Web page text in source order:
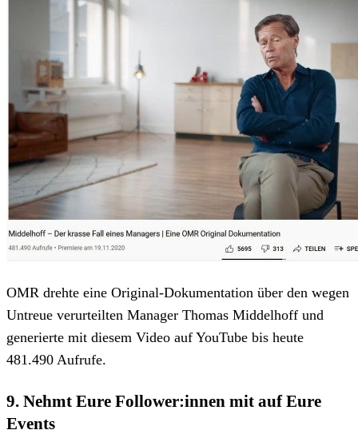
OMR drehte eine Original-Dokumentation über den wegen
Untreue verurteilten Manager Thomas Middelhoff und
generierte mit diesem Video auf YouTube bis heute
481.490 Aufrufe.
9. Nehmt Eure Follower:innen mit auf Eure
Events